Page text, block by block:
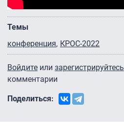
Темы
конференция
КРОС-2022
Войдите или зарегистрируйтесь
комментарии
Поделиться: